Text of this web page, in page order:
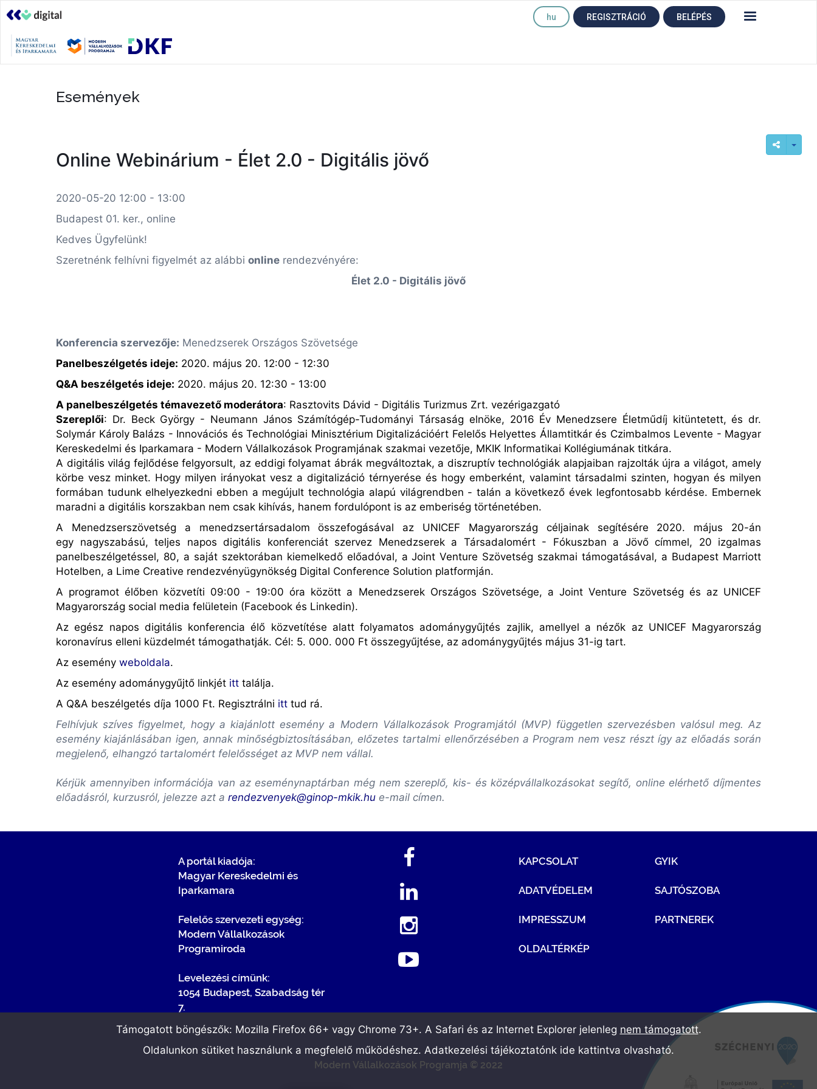
hu REGISZTRÁCIÓ BELÉPÉS
Események
Online Webinárium - Élet 2.0 - Digitális jövő
2020-05-20 12:00 - 13:00
Budapest 01. ker., online
Kedves Ügyfelünk!
Szeretnénk felhívni figyelmét az alábbi online rendezvényére:
Élet 2.0 - Digitális jövő
Konferencia szervezője: Menedzserek Országos Szövetsége
Panelbeszélgetés ideje: 2020. május 20. 12:00 - 12:30
Q&A beszélgetés ideje: 2020. május 20. 12:30 - 13:00
A panelbeszélgetés témavezető moderátora: Rasztovits Dávid - Digitális Turizmus Zrt. vezérigazgató
Szereplői: Dr. Beck György - Neumann János Számítógép-Tudományi Társaság elnöke, 2016 Év Menedzsere Életműdíj kitüntetett, és dr.
Solymár Károly Balázs - Innovációs és Technológiai Minisztérium Digitalizációért Felelős Helyettes Államtitkár és Czimbalmos Levente - Magyar
Kereskedelmi és Iparkamara - Modern Vállalkozások Programjának szakmai vezetője, MKIK Informatikai Kollégiumának titkára.
A digitális világ fejlődése felgyorsult, az eddigi folyamat ábrák megváltoztak, a diszruptív technológiák alapjaiban rajzolták újra a világot, amely
körbe vesz minket. Hogy milyen irányokat vesz a digitalizáció térnyerése és hogy emberként, valamint társadalmi szinten, hogyan és milyen
formában tudunk elhelyezkedni ebben a megújult technológia alapú világrendben - talán a következő évek legfontosabb kérdése. Embernek
maradni a digitális korszakban nem csak kihívás, hanem fordulópont is az emberiség történetében.
A Menedzserszövetség a menedzsertársadalom összefogásával az UNICEF Magyarország céljainak segítésére 2020. május 20-án
egy nagyszabású, teljes napos digitális konferenciát szervez Menedzserek a Társadalomért - Fókuszban a Jövő címmel, 20 izgalmas
panelbeszélgetéssel, 80, a saját szektorában kiemelkedő előadóval, a Joint Venture Szövetség szakmai támogatásával, a Budapest Marriott
Hotelben, a Lime Creative rendezvényügynökség Digital Conference Solution platformján.
A programotélőben közvetíti 09:00 - 19:00óra között a Menedzserek Országos Szövetsége, a Joint Venture Szövetség és az UNICEF
Magyarország social media felületein (Facebook és Linkedin).
Az egész napos digitális konferenciaélő közvetítése alatt folyamatos adománygyűjtés zajlik, amellyel a nézők az UNICEF Magyarország
koronavírus elleni küzdelmét támogathatják. Cél: 5. 000. 000 Ft összegyűjtése, az adománygyűjtés május 31-ig tart.
Az esemény weboldala.
Az esemény adománygyűjtő linkjét itt találja.
A Q&A beszélgetés díja 1000 Ft. Regisztrálni itt tud rá.
Felhívjuk szíves figyelmet, hogy a kiajánlott esemény a Modern Vállalkozások Programjától (MVP) független szervezésben valósul meg. Az
esemény kiajánlásában igen, annak minőségbiztosításában, előzetes tartalmi ellenőrzésében a Program nem vesz részt így az előadás során
megjelenő, elhangzó tartalomért felelősséget az MVP nem vállal.
Kérjük amennyiben információja van az eseménynaptárban még nem szereplő, kis- és középvállalkozásokat segítő, online elérhető díjmentes
előadásról, kurzusról, jelezze azt a rendezvenyek@ginop-mkik.hu e-mail címen.
A portál kiadója:
Magyar Kereskedelmi és
Iparkamara
Felelős szervezeti egység:
Modern Vállalkozások
Programiroda
Levelezési címünk:
1054 Budapest, Szabadság tér
7.
KAPCSOLAT
ADATVÉDELEM
IMPRESSZUM
OLDALTÉRKÉP
GYIK
SAJTÓSZOBA
PARTNEREK
Modern Vállalkozások Programja © 2022
Támogatott böngészők: Mozilla Firefox 66+ vagy Chrome 73+. A Safari és az Internet Explorer jelenleg nem támogatott.
Oldalunkon sütiket használunk a megfelelő működéshez. Adatkezelési tájékoztatónk ide kattintva olvasható.